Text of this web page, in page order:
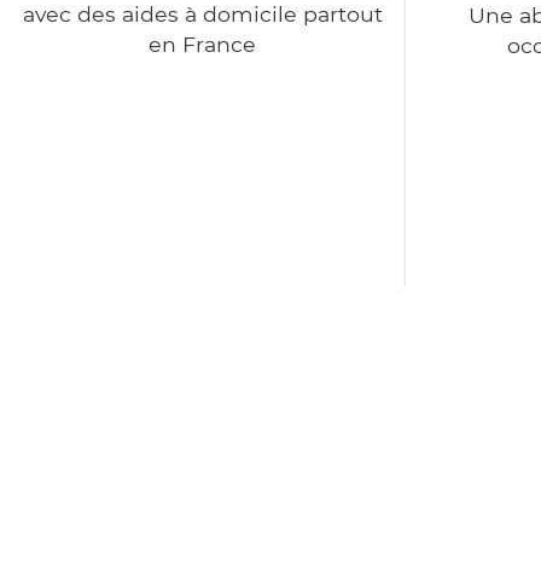
avec des aides à domicile partout
en France
Une